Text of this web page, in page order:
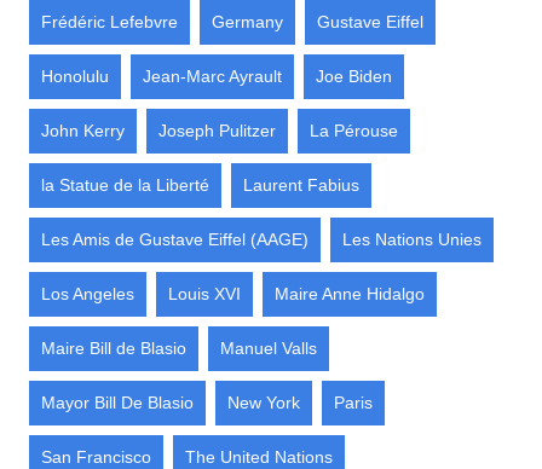
Frédéric Lefebvre Germany Gustave Eiffel
Honolulu Jean-Marc Ayrault Joe Biden
John Kerry Joseph Pulitzer La Pérouse
la Statue de la Liberté Laurent Fabius
Les Amis de Gustave Eiffel (AAGE) Les Nations Unies
Los Angeles Louis XVI Maire Anne Hidalgo
Maire Bill de Blasio Manuel Valls
Mayor Bill De Blasio New York Paris
San Francisco The United Nations